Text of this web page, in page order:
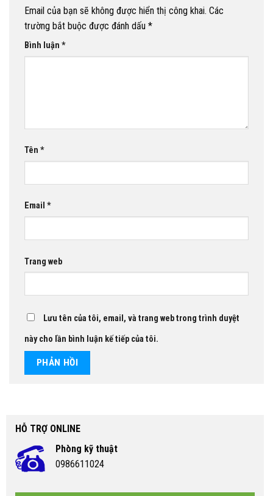
Email của bạn sẽ không được hiển thị công khai. Các
trường bắt buộc được đánh dấu *
Bình luận *
Tên *
Email *
Trang web
Lưu tên của tôi, email, và trang web trong trình duyệt
này cho lần bình luận kế tiếp của tôi.
HỖ TRỢ ONLINE
Phòng kỹ thuật
0986611024